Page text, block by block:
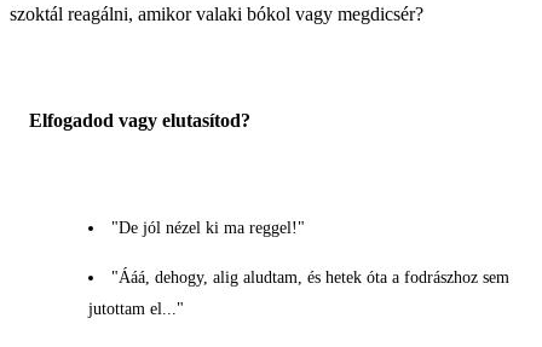
szoktál reagálni, amikor valaki bókol vagy megdicsér?
Elfogadod vagy elutasítod?
"De jól nézel ki ma reggel!"
"Ááá, dehogy, alig aludtam, és hetek óta a fodrászhoz sem
jutottam el..."